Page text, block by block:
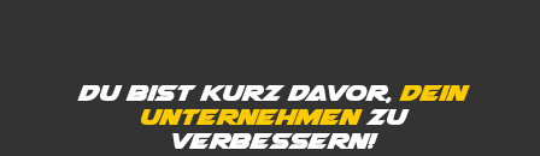
Du bist kurz davor, dein
Unternehmenzu
verbessern!